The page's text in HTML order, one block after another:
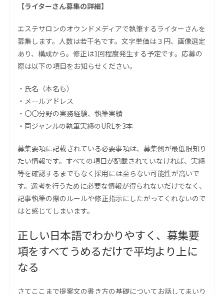
【ライターさん募集の詳細】
エステサロンのオウンドメディアで執筆するライターさんを
募集します。人数は若干名です。文字単価は３円、画像選定
あり、構成から。修正は1回程度発生する予定です。応募の
際は以下の項目をお知らせください。
・氏名（本名も）
・メールアドレス
・〇〇分野の実務経験、執筆実績
・同ジャンルの執筆実績のURLを3本
募集要項に記載されている必要事項は、募集側が最低限知り
たい情報です。すべての項目が記載されていなければ、実績
等を確認するまでもなく採用には至らない可能性が高いで
す。選考を行うために必要な情報が得られないだけでなく、
記事執筆の際のルールや修正指示にしたがってくれないので
はと感じてしまいます。
正しい日本語でわかりやすく、募集要
項をすべてうめるだけで平均より上に
なる
さてここまで提案文の書き方の基礎についてお話してまいり